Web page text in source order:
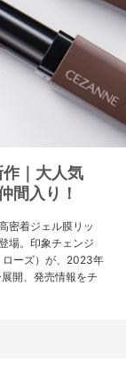
｜大人気
間入り！
密着ジェル膜リッ
場。印象チェンジ
ローズ）が、2023年
開、発売情報をチ